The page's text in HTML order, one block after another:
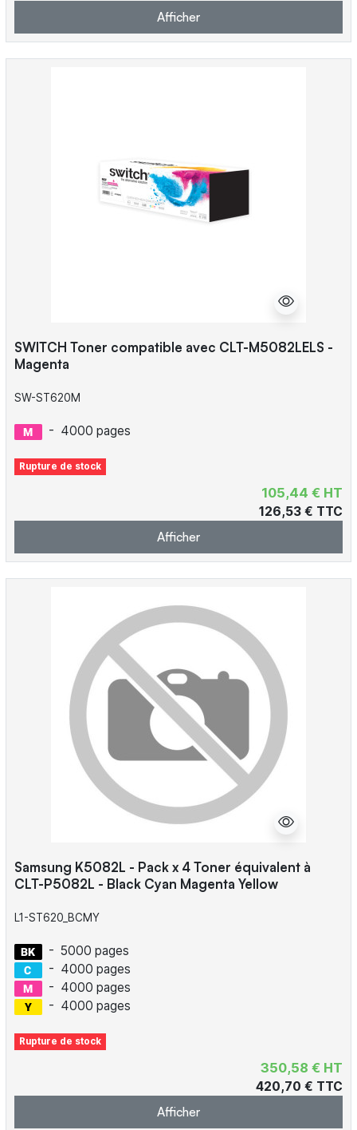
Afficher
SWITCH Toner compatible avec CLT-M5082LELS -
Magenta
SW-ST620M
- 4000 pages
Rupture de stock
105,44 € HT
126,53 € TTC
Afficher
Samsung K5082L - Pack x 4 Toner équivalent à
CLT-P5082L - Black Cyan Magenta Yellow
L1-ST620_BCMY
- 5000 pages
- 4000 pages
- 4000 pages
- 4000 pages
Rupture de stock
350,58 € HT
420,70 € TTC
Afficher